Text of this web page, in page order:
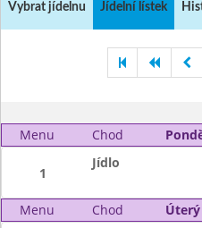
Vybrat jídelnu Jídelní lístek
Menu Chod
1
Jídlo
Menu Chod Úterý